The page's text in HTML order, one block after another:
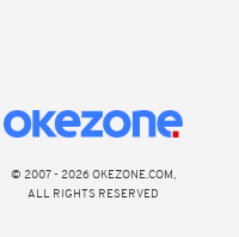
© 2007 - 2026 OKEZONE.COM,
ALL RIGHTS RESERVED